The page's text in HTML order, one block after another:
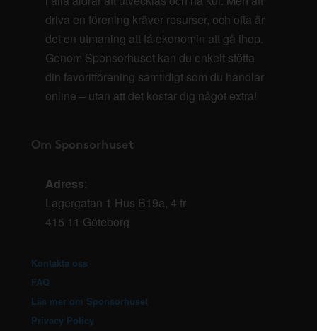
driva en förening kräver resurser, och ofta är
det en utmaning att få ekonomin att gå ihop.
Genom Sponsorhuset kan du enkelt stötta
din favoritförening samtidigt som du handlar
online – utan att det kostar dig något extra!
Om Sponsorhuset
Adress:
Lagergatan 1 Hus B19a, 4 tr
415 11 Göteborg
Kontakta oss
FAQ
Läs mer om Sponsorhuset
Privacy Policy